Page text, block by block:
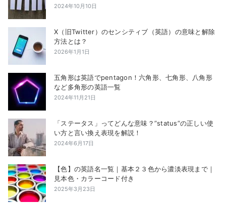
2024年10月10日
X（旧Twitter）のセンシティブ（英語）の意味と解除
方法とは？
2026年1月1日
五角形は英語でpentagon！六角形、七角形、八角形
など多角形の英語一覧
2024年11月21日
「ステータス」ってどんな意味？”status”の正しい使
い方と言い換え表現を解説！
2024年6月17日
【色】の英語名一覧｜基本２３色から濃淡表現まで｜
見本色・カラーコード付き
2025年3月23日